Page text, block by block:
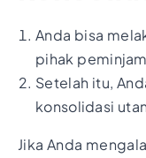
Anda bisa
pihak
Setelah itu,
konsolidasi
Jika Anda